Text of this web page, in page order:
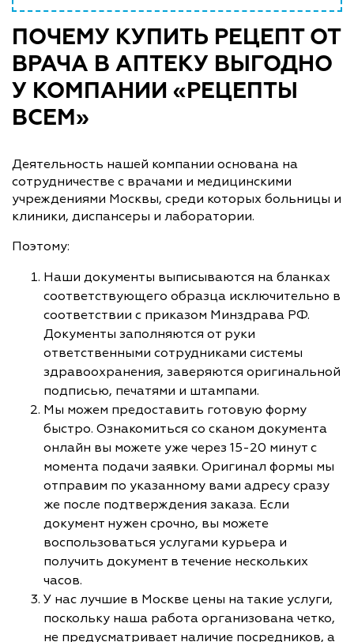
ПОЧЕМУ КУПИТЬ РЕЦЕПТ ОТ
ВРАЧА В АПТЕКУ ВЫГОДНО
У КОМПАНИИ «РЕЦЕПТЫ
ВСЕМ»
Деятельность нашей компании основана на
сотрудничестве с врачами и медицинскими
учреждениями Москвы, среди которых больницы и
клиники, диспансеры и лаборатории.
Поэтому:
Наши документы выписываются на бланках
соответствующего образца исключительно в
соответствии с приказом Минздрава РФ.
Документы заполняются от руки
ответственными сотрудниками системы
здравоохранения, заверяются оригинальной
подписью, печатями и штампами.
Мы можем предоставить готовую форму
быстро. Ознакомиться со сканом документа
онлайн вы можете уже через 15-20 минут с
момента подачи заявки. Оригинал формы мы
отправим по указанному вами адресу сразу
же после подтверждения заказа. Если
документ нужен срочно, вы можете
воспользоваться услугами курьера и
получить документ в течение нескольких
часов.
У нас лучшие в Москве цены на такие услуги,
поскольку наша работа организована четко,
не предусматривает наличие посредников, а